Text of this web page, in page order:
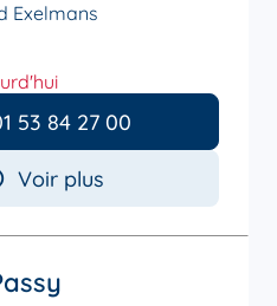
Exelmans
53 84 27 00
Voir plus